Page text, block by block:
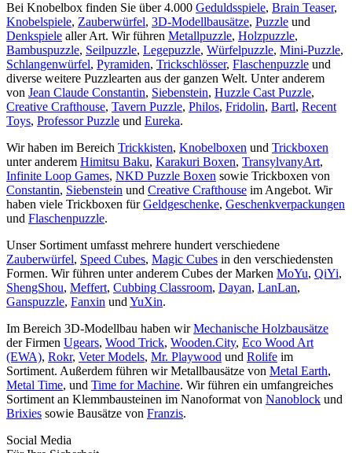
Bei Knobelbox finden Sie über 4.000 Geduldsspiele, Brain Teaser,
Knobelspiele, Zauberwürfel, 3D-Modellbausätze, Puzzle und
Denkspiele aller Art. Wir führen Metallpuzzle, Holzpuzzle,
Bambuspuzzle, Seilpuzzle, Legepuzzle, Würfelpuzzle, Mini-Puzzle,
Schlangenwürfel, Pyramiden, Trickschlösser, Flaschenpuzzle und
diverse weitere Puzzlearten aus der ganzen Welt. Unter anderem
von Jean Claude Constantin, Siebenstein, Huzzle Cast Puzzle,
Creative Crafthouse, Tavern Puzzle, Philos, Fridolin, Bartl, Recent
Toys, Professor Puzzle und Eureka.
Wir haben im Bereich Trickkisten, Knobelboxen und Trickboxen
unter anderem Himitsu Baku, Karakuri Boxen, TransylvanyArt,
Infinite Loop Games, NKD Puzzle Boxen sowie Trickboxen von
Constantin, Siebenstein und Creative Crafthouse im Angebot. Wir
haben viele Trickboxen fürGeldgeschenke, Geschenkverpackungen
und Flaschenpuzzle.
Unser Sortiment umfasst mehrere hundert verschiedene
Zauberwürfel, Speed Cubes, Magic Cubes in den verschiedensten
Formen. Wir führen unter anderem Cubes der Marken MoYu, QiYi,
ShengShou, Meffert, Cubbing Classroom, Dayan, LanLan,
Ganspuzzle, Fanxin und YuXin.
Im Bereich 3D-Modellbau haben wirMechanische Holzbausätze
der Firmen Ugears, Wood Trick, Wooden.City, Eco Wood Art
(EWA), Rokr, Veter Models, Mr. Playwood und Rolife im
Sortiment. Außerdem führen wir Metallbausätze von Metal Earth,
Metal Time, und Time for Machine. Wir führen ein umfangreiches
Sortiment an Klemmbausteinen im Nanoformat von Nanoblock und
Brixies sowie Bausätze von Franzis.
Social Media